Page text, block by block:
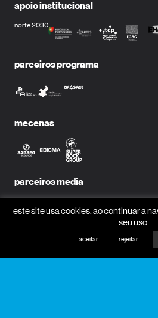
apoio institucional
norte 2030
parceiros programa
mecenas
parceiros media
este site usa cookies. ao continuar a
seu uso.
aceitar rejeitar